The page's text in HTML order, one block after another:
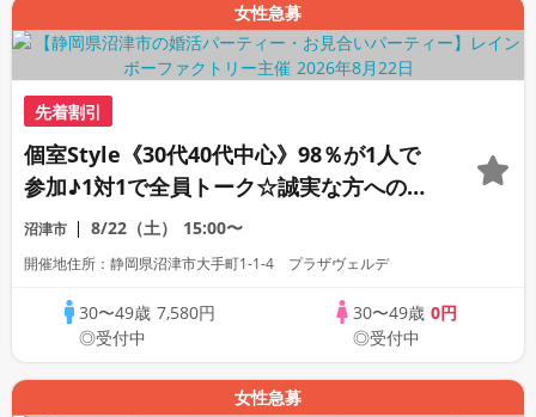
女性急募
先着割引
個室Style《30代40代中心》98％が1人で
参加♪1対1で全員トーク☆誠実な方への婚
活パーティー
沼津市 8/22（土） 15:00〜
開催地住所：静岡県沼津市大手町1-1-4 プラザヴェルデ
30〜49歳 7,580円
◎受付中
30〜49歳 0円
◎受付中
女性急募